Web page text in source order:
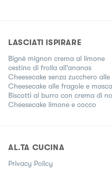
LASCIATI ISPIRARE
Bignè mignon crema al limone
cestino di frolla all'ananas
Cheesecake senza zucchero
Cheesecake alle fragole e
Biscotti al burro con crema di
Cheesecake limone e cocco
AL.TA CUCINA
Privacy Policy